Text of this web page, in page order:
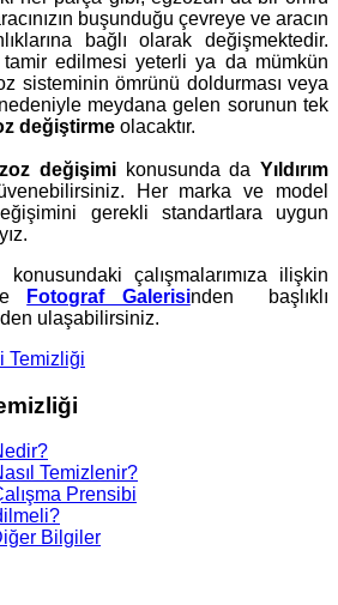
buşunduğu çevreye ve aracın
bağlı olarak değişmektedir.
edilmesi yeterli ya da mümkün
sisteminin ömrünü doldurması veya
meydana gelen sorunun tek
değiştirme olacaktır.
değişimi konusunda daYıldırım
Her marka ve model
gerekli standartlara uygun
çalışmalarımıza ilişkin
Fotograf Galerisinden başlıklı
ulaşabilirsiniz.
Temizlenir?
Prensibi
Bilgiler